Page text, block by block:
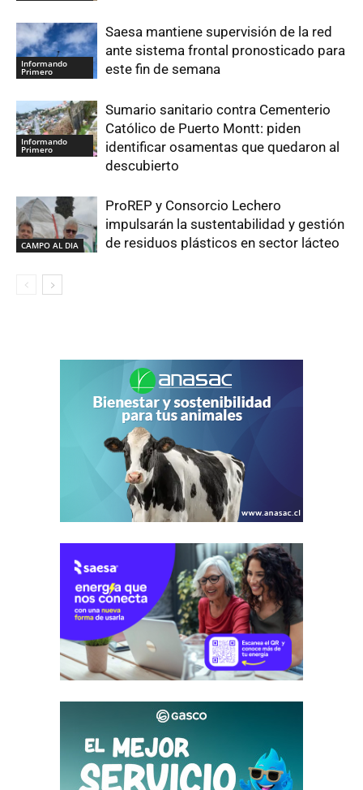
Informando
Primero
Saesa mantiene supervisión de la red
ante sistema frontal pronosticado para
este fin de semana
Informando
Primero
Sumario sanitario contra Cementerio
Católico de Puerto Montt: piden
identificar osamentas que quedaron al
descubierto
CAMPO AL DIA
ProREP y Consorcio Lechero
impulsarán la sustentabilidad y gestión
de residuos plásticos en sector lácteo